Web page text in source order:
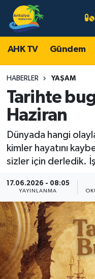
AHK TV Gündem
HABERLER YAŞAM
Tarihte
Haziran
Dünyada hangi
kimler hayatını
sizler için derledik.
17.06.2026 - 08:05
YAYINLANMA
AHK TV
Gündem
Asayiş
Turizm
Yaşam
Magazin
Ekonomi
Spor
Dünya
Resmi Reklamlar
Antalya
Antalya Hava
Antalya Namaz
Antalya Trafik
Süper Lig Puan
Tüm Manşetler
Son Dakika
Haber Arşivi